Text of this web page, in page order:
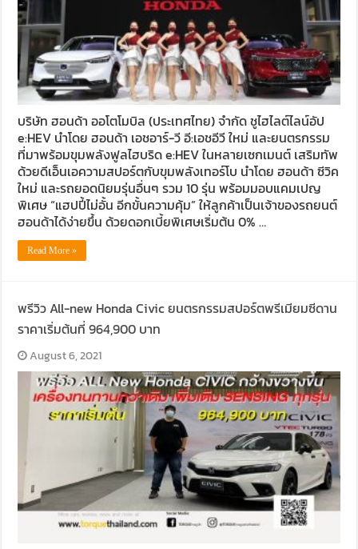
บริษัท ฮอนด้า ออโตโมบิล (ประเทศไทย) จำกัด ชูไฮไลต์ไลน์อัป
e:HEV นำโดย ฮอนด้า เอชอาร์-วี อี:เอชอีวี ใหม่ และยนตรกรรม
ที่มาพร้อมขุมพลังฟูลไฮบริด e:HEV ในหลายเซกเมนต์ เสริมทัพ
ด้วยดีเอ็นเอความสปอร์ตกับขุมพลังเทอร์โบ นำโดย ฮอนด้า ซีวิค
ใหม่ และรถยอดนิยมรุ่นอื่นๆ รวม 10 รุ่น พร้อมมอบแคมเปญ
พิเศษ “แฮปปี้ไม่อั้น อีกขั้นความคุ้ม” ให้ลูกค้าเป็นเจ้าของรถยนต์
ฮอนด้าได้ง่ายขึ้น ด้วยดอกเบี้ยพิเศษเริ่มต้น 0% …
Read More »
พรีวิว All-new Honda Civic ยนตรกรรมสปอร์ตพรีเมียมซีดาน
ราคาเริ่มต้นที่ 964,900 บาท
August 6, 2021